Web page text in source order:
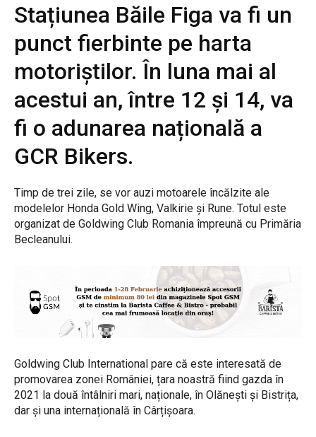
Stațiunea Băile Figa va fi un
punct fierbinte pe harta
motoriștilor. În luna mai al
acestui an, între 12 și 14, va
fi o adunarea națională a
GCR Bikers.
Timp de trei zile, se vor auzi motoarele încălzite ale
modelelor Honda Gold Wing, Valkirie și Rune. Totul este
organizat de Goldwing Club Romania împreună cu Primăria
Becleanului.
Goldwing Club International pare că este interesată de
promovarea zonei României, țara noastră fiind gazda în
2021 la două întâlniri mari, naționale, în Olănești și Bistrița,
dar și una internațională în Cârțișoara.